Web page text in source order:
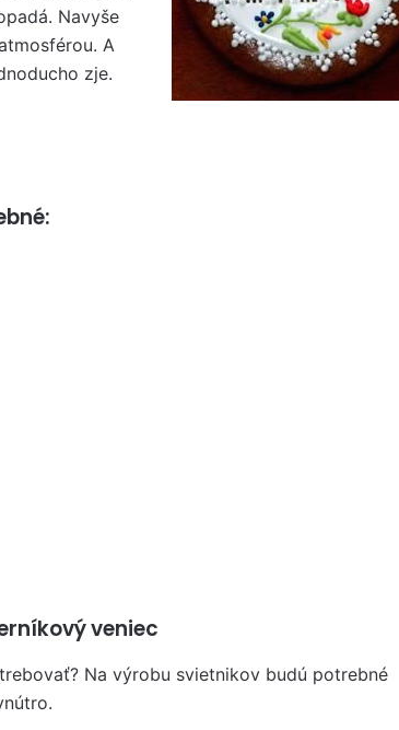
Navyše
A
zje.
veniec
Na výrobu svietnikov budú potrebné